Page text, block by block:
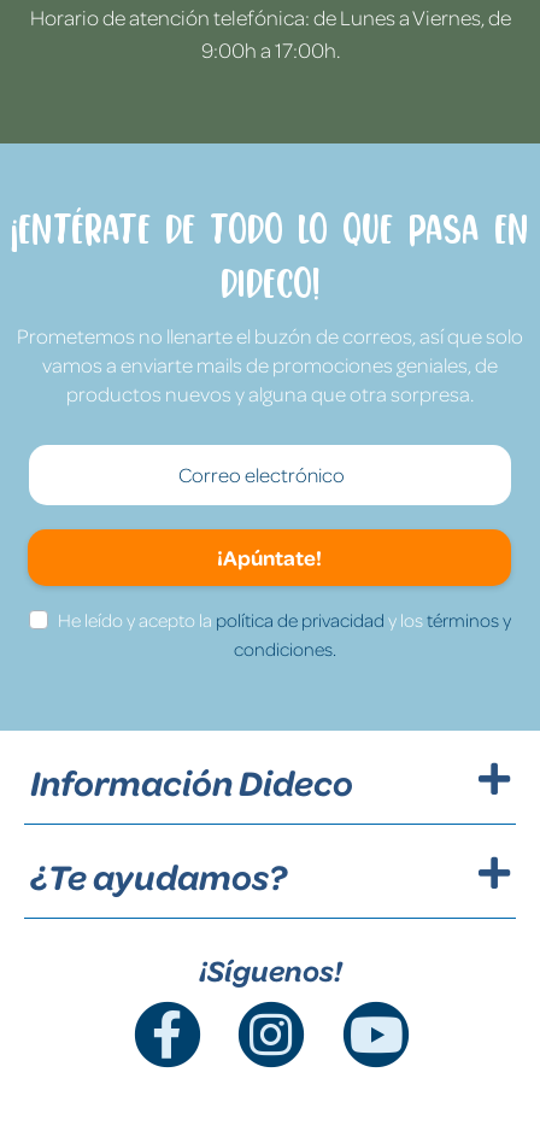
Horario de atención telefónica: de Lunes a Viernes, de
9:00h a 17:00h.
¡Entérate de todo lo que pasa en
Dideco!
Prometemos no llenarte el buzón de correos, así que solo
vamos a enviarte mails de promociones geniales, de
productos nuevos y alguna que otra sorpresa.
¡Apúntate!
He leído y acepto la política de privacidad y lostérminos y
condiciones.
Información Dideco
¿Te ayudamos?
¡Síguenos!